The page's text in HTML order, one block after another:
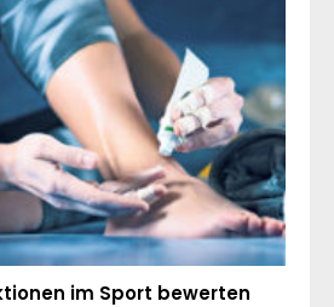
im Sport bewerten